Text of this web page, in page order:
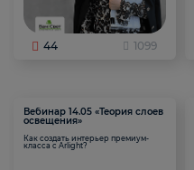
44 1099
Вебинар 14.05 «Теория слоев
освещения»
Как создать интерьер премиум-
класса с Arlight?